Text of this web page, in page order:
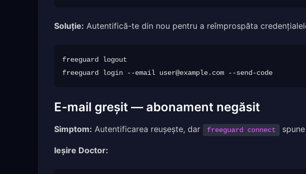
Soluție: Autentifică-te din nou pentru a reîmprospăta
freeguard logout
freeguard login --email user@example.com
E-mail greșit — abonament negăsit
Simptom: Autentificarea reușește, dar freeguard connect spune
Ieșire Doctor: